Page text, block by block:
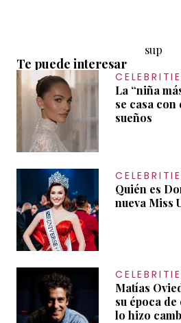
sup
Te puede interesar
La “niña
se casa con
sueños
Quién es
nueva Miss
Matías
su época
lo hizo